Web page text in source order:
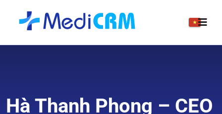
Hà Thanh Phong – CEO